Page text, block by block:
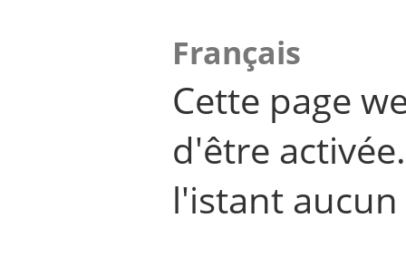
Français
Cette page
d'être
l'istant